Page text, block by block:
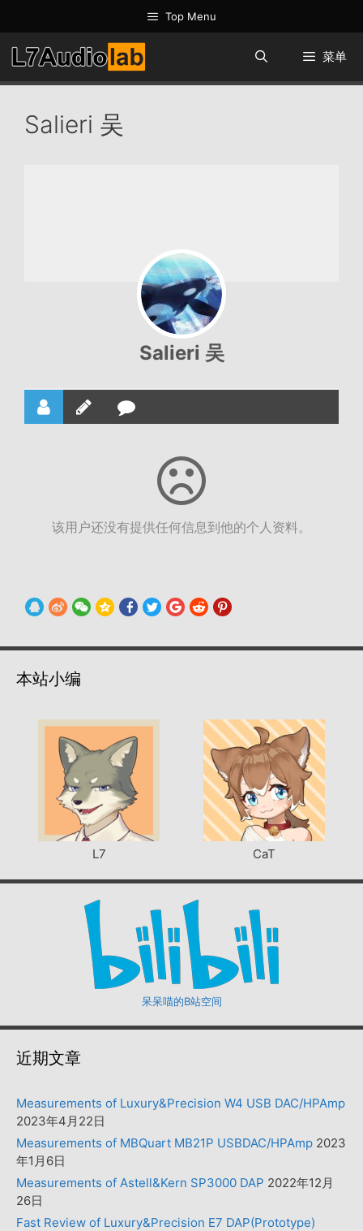
至
内
容
Top Menu
菜单
Salieri 吴
Salieri 吴
该用户还没有提供任何信息到他的个人资料。
本站小编
L7 CaT
呆呆喵的B站空间
近期文章
Measurements of Luxury&Precision W4 USB DAC/HPAmp
2023年4月22日
Measurements of MBQuart MB21P USBDAC/HPAmp 2023
年1月6日
Measurements of Astell&Kern SP3000 DAP 2022年12月
26日
Fast Review of Luxury&Precision E7 DAP(Prototype)